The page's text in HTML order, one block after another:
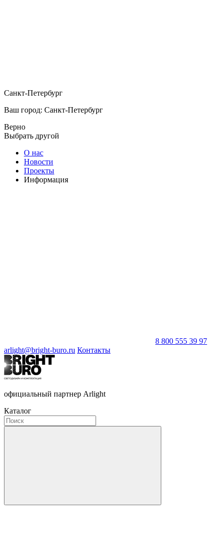
Санкт-Петербург
Ваш город: Санкт-Петербург
Верно
Выбрать другой
О нас
Новости
Проекты
Информация
8 800 555 39 97
arlight@bright-buro.ru Контакты
официальный партнер Arlight
Каталог